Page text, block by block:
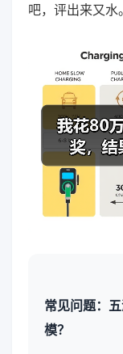
吧，评出来又水。
常见问题：
模？